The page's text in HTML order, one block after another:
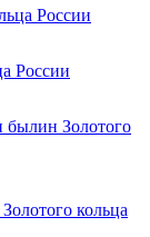
России
России
Золотого
кольца